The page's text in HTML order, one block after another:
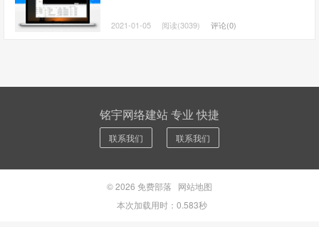
2021-01-05 阅读(3039) 评论(0)
铭宇网络建站 专业 快捷
联系我们 联系我们
© 2026 免费部落
网站地图
本次加载用时：0.583秒